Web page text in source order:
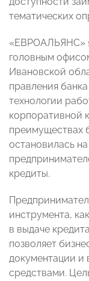
тематических
«ЕВРОАЛЬЯНС»
головным
Ивановской
правления банка
технологии
корпоративной
преимуществах
остановилась
кредиты.
инструмента,
в выдаче
позволяет
документации и
средствами.